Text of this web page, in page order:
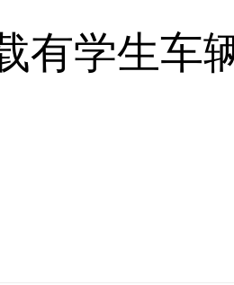
有学生车